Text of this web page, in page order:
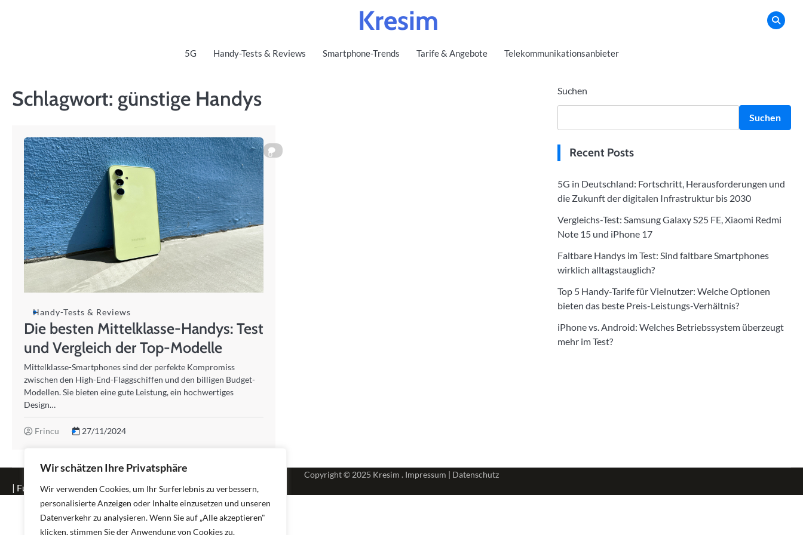
Wir schätzen Ihre Privatsphäre
Wir verwenden Cookies, um Ihr Surferlebnis zu verbessern,
personalisierte Anzeigen oder Inhalte einzusetzen und unseren
Datenverkehr zu analysieren. Wenn Sie auf „Alle akzeptieren"
klicken, stimmen Sie der Anwendung von Cookies zu.
Kresim
5G Handy-Tests & Reviews Smartphone-Trends Tarife & Angebote Telekommunikationsanbieter
Schlagwort: günstige Handys
0
Handy-Tests & Reviews
Die besten Mittelklasse-Handys: Test
und Vergleich der Top-Modelle
Mittelklasse-Smartphones sind der perfekte Kompromiss
zwischen den High-End-Flaggschiffen und den billigen Budget-
Modellen. Sie bieten eine gute Leistung, ein hochwertiges
Design…
Frincu 27/11/2024
Suchen
Suchen
Recent Posts
5G in Deutschland: Fortschritt, Herausforderungen und
die Zukunft der digitalen Infrastruktur bis 2030
Vergleichs-Test: Samsung Galaxy S25 FE, Xiaomi Redmi
Note 15 und iPhone 17
Faltbare Handys im Test: Sind faltbare Smartphones
wirklich alltagstauglich?
Top 5 Handy-Tarife für Vielnutzer: Welche Optionen
bieten das beste Preis-Leistungs-Verhältnis?
iPhone vs. Android: Welches Betriebssystem überzeugt
mehr im Test?
Copyright © 2025 Kresim . Impressum | Datenschutz
| Fuzion Blog byAscendoor| Powered byWordPress.